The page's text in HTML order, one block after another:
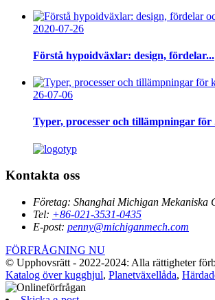
2020-07-26
Förstå hypoidväxlar: design, fördelar...
26-07-06
Typer, processer och tillämpningar för
Kontakta oss
Företag: Shanghai Michigan Mekaniska
Tel: +86-021-3531-0435
E-post: penny@michiganmech.com
FÖRFRÅGNING NU
© Upphovsrätt - 2022-2024: Alla rättigheter
Katalog över kugghjul, Planetväxellåda,